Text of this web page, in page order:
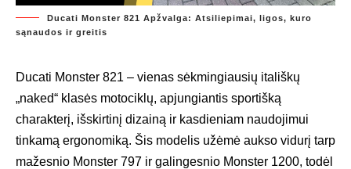
Ducati Monster 821 Apžvalga: Atsiliepimai, ligos, kuro
sąnaudos ir greitis
Ducati Monster 821 – vienas sėkmingiausių itališkų
„naked“ klasės motociklų, apjungiantis sportišką
charakterį, išskirtinį dizainą ir kasdieniam naudojimui
tinkamą ergonomiką. Šis modelis užėmė aukso vidurį tarp
mažesnio Monster 797 ir galingesnio Monster 1200, todėl